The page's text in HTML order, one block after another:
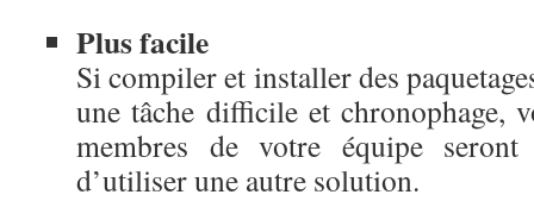
Plus facile
Si compiler et installer des
une tâche difficile et chronophage,
membres de votre équipe
d’utiliser une autre solution.